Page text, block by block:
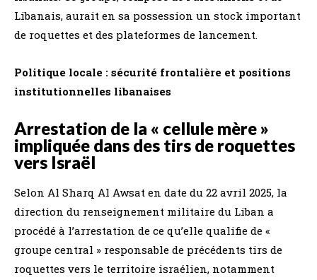
Libanais, aurait en sa possession un stock important
de roquettes et des plateformes de lancement.
Politique locale : sécurité frontalière et positions
institutionnelles libanaises
Arrestation de la « cellule mère »
impliquée dans des tirs de roquettes
vers Israël
Selon Al Sharq Al Awsat en date du 22 avril 2025, la
direction du renseignement militaire du Liban a
procédé à l’arrestation de ce qu’elle qualifie de «
groupe central » responsable de précédents tirs de
roquettes vers le territoire israélien, notamment